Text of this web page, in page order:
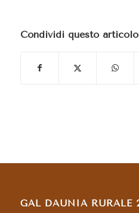
Condividi questo articolo
GAL DAUNIA RURALE